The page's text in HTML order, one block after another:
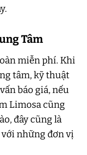
Tâm
miễn phí. Khi
tâm, kỹ thuật
báo giá, nếu
Limosa cũng
đây cũng là
những đơn vị